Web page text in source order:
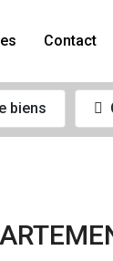
Contact
biens